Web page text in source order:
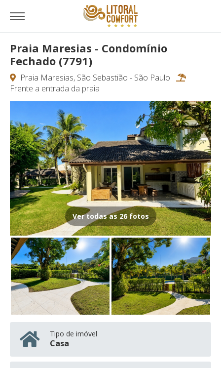
Praia Maresias - Condomínio
Fechado (7791)
Praia Maresias, São Sebastião - São Paulo
Frente a entrada da praia
Ver todas as 26 fotos
Tipo de imóvel
Casa